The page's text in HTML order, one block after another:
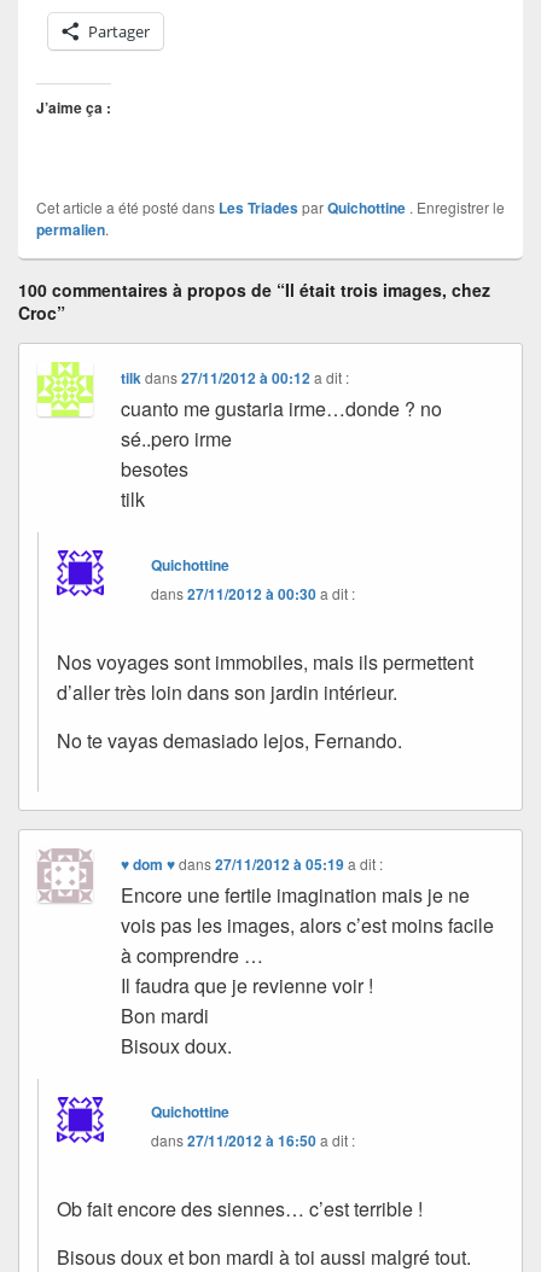
Partager
J’aime ça :
Cet article a été posté dans Les TriadesparQuichottine . Enregistrer le
permalien.
100 commentaires à propos de “Il était trois images, chez
Croc”
tilkdans27/11/2012 à 00:12 a dit :
cuanto me gustaria irme…donde ? no
sé..pero irme
besotes
tilk
Quichottine
dans27/11/2012 à 00:30a dit :
Nos voyages sont immobiles, mais ils permettent
d’aller très loin dans son jardin intérieur.
No te vayas demasiado lejos, Fernando.
♥ dom ♥dans27/11/2012 à 05:19 a dit :
Encore une fertile imagination mais je ne
vois pas les images, alors c’est moins facile
à comprendre …
Il faudra que je revienne voir !
Bon mardi
Bisoux doux.
Quichottine
dans27/11/2012 à 16:50a dit :
Ob fait encore des siennes… c’est terrible !
Bisous doux et bon mardi à toi aussi malgré tout.